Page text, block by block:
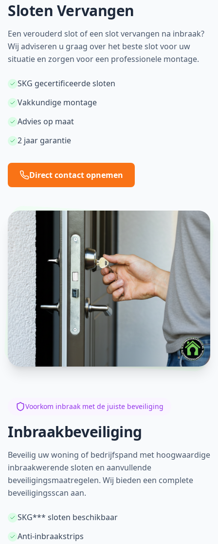
Sloten Vervangen
Een verouderd slot of een slot vervangen na inbraak?
Wij adviseren u graag over het beste slot voor uw
situatie en zorgen voor een professionele montage.
SKG gecertificeerde sloten
Vakkundige montage
Advies op maat
2 jaar garantie
Direct contact opnemen
Voorkom inbraak met de juiste beveiliging
Inbraakbeveiliging
Beveilig uw woning of bedrijfspand met hoogwaardige
inbraakwerende sloten en aanvullende
beveiligingsmaatregelen. Wij bieden een complete
beveiligingsscan aan.
SKG*** sloten beschikbaar
Anti-inbraakstrips